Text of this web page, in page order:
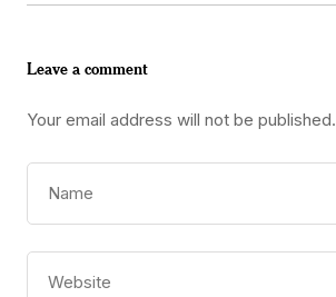
Leave a comment
Your email address will not be published.